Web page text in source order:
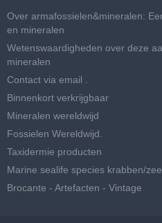
Over armafossielen&mineralen:
en mineralen
Wetenswaardigheden over deze
mineralen
Contact via email .
Binnenkort verkrijgbaar
Mineralen wereldwijd
Fossielen Wereldwijd.
Taxidermie producten
Marine sealife species krabben/
Brocante - Artefacten - Vintage